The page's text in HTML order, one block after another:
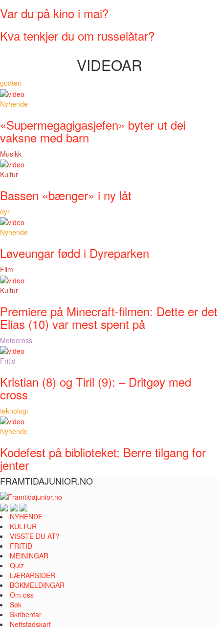
Var du på kino i mai?
Kva tenkjer du om russelåtar?
VIDEOAR
godteri
Nyhende
«Supermegagigasjefen» byter ut dei
vaksne med barn
Musikk
Kultur
Bassen «bænger» i ny låt
dyr
Nyhende
Løveungar fødd i Dyreparken
Film
Kultur
Premiere på Minecraft-filmen: Dette er det
Elias (10) var mest spent på
Motocross
Fritid
Kristian (8) og Tiril (9): – Dritgøy med
cross
teknologi
Nyhende
Kodefest på biblioteket: Berre tilgang for
jenter
FRAMTIDAJUNIOR.NO
NYHENDE
KULTUR
VISSTE DU AT?
FRITID
MEININGAR
Quiz
LÆRARSIDER
BOKMELDINGAR
Om oss
Søk
Skribentar
Nettstadskart